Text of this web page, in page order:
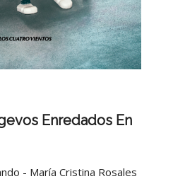
Enredados En
- María Cristina Rosales